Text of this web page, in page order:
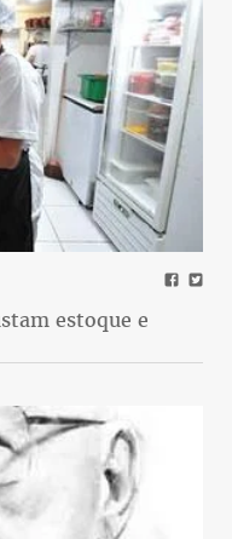
estoque e